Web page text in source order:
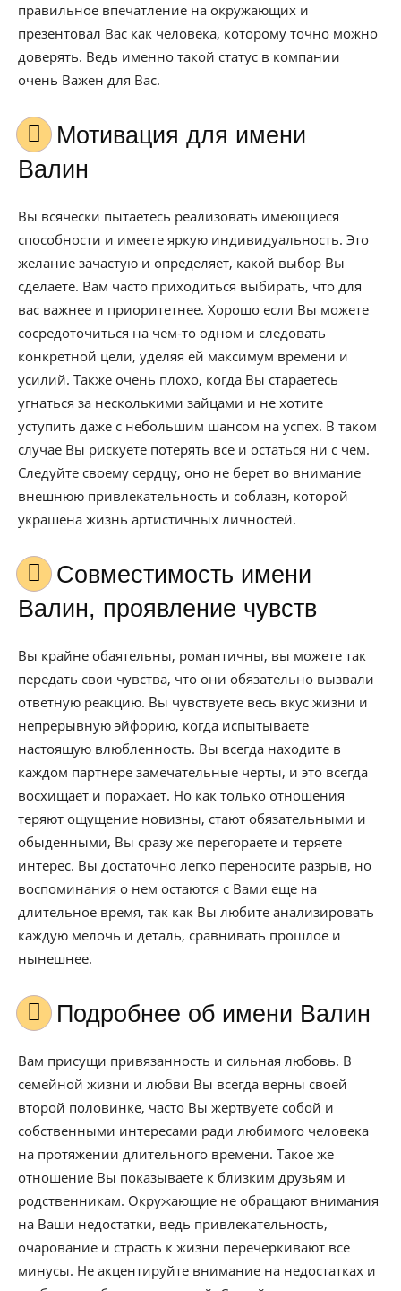
правильное впечатление на окружающих и
презентовал Вас как человека, которому точно можно
доверять. Ведь именно такой статус в компании
очень Важен для Вас.
Мотивация для имени
Валин
Вы всячески пытаетесь реализовать имеющиеся
способности и имеете яркую индивидуальность. Это
желание зачастую и определяет, какой выбор Вы
сделаете. Вам часто приходиться выбирать, что для
вас важнее и приоритетнее. Хорошо если Вы можете
сосредоточиться на чем-то одном и следовать
конкретной цели, уделяя ей максимум времени и
усилий. Также очень плохо, когда Вы стараетесь
угнаться за несколькими зайцами и не хотите
уступить даже с небольшим шансом на успех. В таком
случае Вы рискуете потерять все и остаться ни с чем.
Следуйте своему сердцу, оно не берет во внимание
внешнюю привлекательность и соблазн, которой
украшена жизнь артистичных личностей.
Совместимость имени
Валин, проявление чувств
Вы крайне обаятельны, романтичны, вы можете так
передать свои чувства, что они обязательно вызвали
ответную реакцию. Вы чувствуете весь вкус жизни и
непрерывную эйфорию, когда испытываете
настоящую влюбленность. Вы всегда находите в
каждом партнере замечательные черты, и это всегда
восхищает и поражает. Но как только отношения
теряют ощущение новизны, стают обязательными и
обыденными, Вы сразу же перегораете и теряете
интерес. Вы достаточно легко переносите разрыв, но
воспоминания о нем остаются с Вами еще на
длительное время, так как Вы любите анализировать
каждую мелочь и деталь, сравнивать прошлое и
нынешнее.
Подробнее об имени Валин
Вам присущи привязанность и сильная любовь. В
семейной жизни и любви Вы всегда верны своей
второй половинке, часто Вы жертвуете собой и
собственными интересами ради любимого человека
на протяжении длительного времени. Такое же
отношение Вы показываете к близким друзьям и
родственникам. Окружающие не обращают внимания
на Ваши недостатки, ведь привлекательность,
очарование и страсть к жизни перечеркивают все
минусы. Не акцентируйте внимание на недостатках и